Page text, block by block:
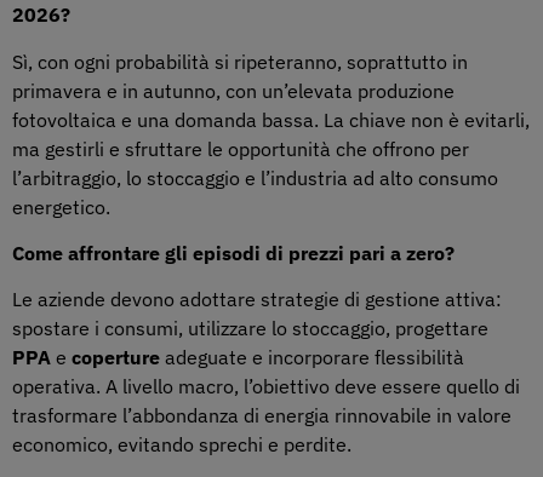
2026?
Sì, con ogni probabilità si ripeteranno, soprattutto in
primavera e in autunno, con un’elevata produzione
fotovoltaica e una domanda bassa. La chiave non è evitarli,
ma gestirli e sfruttare le opportunità che offrono per
l’arbitraggio, lo stoccaggio e l’industria ad alto consumo
energetico.
Come affrontare gli episodi di prezzi pari a zero?
Le aziende devono adottare strategie di gestione attiva:
spostare i consumi, utilizzare lo stoccaggio, progettare
PPA e coperture adeguate e incorporare flessibilità
operativa. A livello macro, l’obiettivo deve essere quello di
trasformare l’abbondanza di energia rinnovabile in valore
economico, evitando sprechi e perdite.